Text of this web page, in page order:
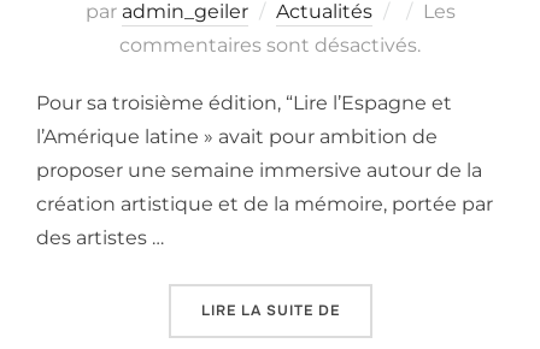
par admin_geiler Actualités
Publié
le
Les
commentaires sont désactivés.
Pour sa troisième édition, “Lire l’Espagne et
l’Amérique latine » avait pour ambition de
proposer une semaine immersive autour de la
création artistique et de la mémoire, portée par
des artistes …
LIRE LA SUITE DE« LA SEMAINE “LIRE